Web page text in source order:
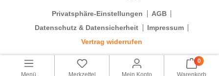
Privatsphäre-Einstellungen
AGB
Datenschutz & Datensicherheit
Impressum
Vertrag widerrufen
Menü Merkzettel Mein Konto
0
Warenkorb